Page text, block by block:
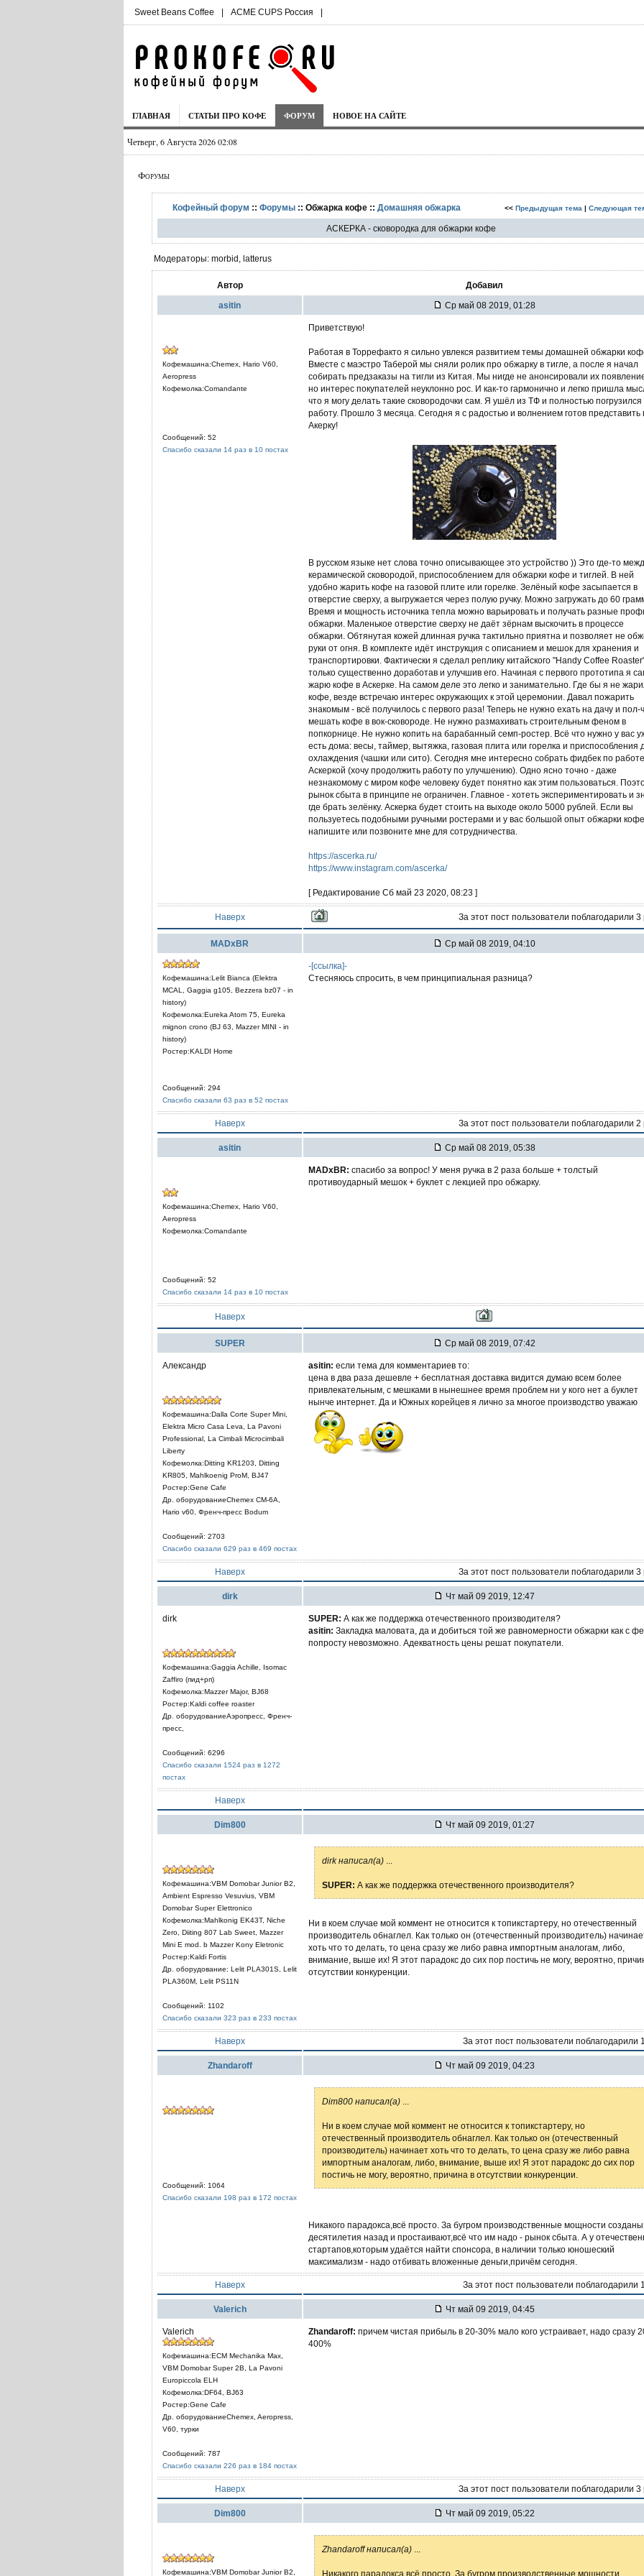
Sweet Beans Coffee | ACME CUPS Россия |
ГЛАВНАЯ СТАТЬИ ПРО КОФЕ ФОРУМ НОВОЕ НА САЙТЕ
Четверг, 6 Августа 2026 02:08
Форумы
Кофейный форум :: Форумы :: Обжарка кофе :: Домашняя обжарка << Предыдущая тема | Следующая
АСКЕРКА - сковородка для обжарки кофе
Модераторы: morbid, latterus
Автор Добавил
asitin Ср май 08 2019, 01:28
Кофемашина:Chemex, Hario V60,
Aeropress
Кофемолка:Comandante
Сообщений: 52
Спасибо сказали 14 раз в 10 постах
Приветствую!
Работая в Торрефакто я сильно увлекся развитием темы домашней обжарки
Вместе с маэстро Таберой мы сняли ролик про обжарку в тигле, а после я начал
собирать предзаказы на тигли из Китая. Мы нигде не анонсировали их
но интерес покупателей неуклонно рос. И как-то гармонично и легко пришла
что я могу делать такие сковородочки сам. Я ушёл из ТФ и полностью погрузился
работу. Прошло 3 месяца. Сегодня я с радостью и волнением готов представить
Акерку!
В русском языке нет слова точно описывающее это устройство )) Это где-то
керамической сковородой, приспособлением для обжарки кофе и тиглей. В ней
удобно жарить кофе на газовой плите или горелке. Зелёный кофе засыпается в
отверстие сверху, а выгружается через полую ручку. Можно загружать до 60
Время и мощность источника тепла можно варьировать и получать разные
обжарки. Маленькое отверстие сверху не даёт зёрнам выскочить в процессе
обжарки. Обтянутая кожей длинная ручка тактильно приятна и позволяет не
руки от огня. В комплекте идёт инструкция с описанием и мешок для хранения и
транспортировки. Фактически я сделал реплику китайского "Handy Coffee
только существенно доработав и улучшив его. Начиная с первого прототипа я
жарю кофе в Аскерке. На самом деле это легко и занимательно. Где бы я не
кофе, везде встречаю интерес окружающих к этой церемонии. Давал пожарить
знакомым - всё получилось с первого раза! Теперь не нужно ехать на дачу и пол-
мешать кофе в вок-сковороде. Не нужно размахивать строительным феном в
попкорнице. Не нужно копить на барабанный семп-ростер. Всё что нужно у вас
есть дома: весы, таймер, вытяжка, газовая плита или горелка и приспособления
охлаждения (чашки или сито). Сегодня мне интересно собрать фидбек по
Аскеркой (хочу продолжить работу по улучшению). Одно ясно точно - даже
незнакомому с миром кофе человеку будет понятно как этим пользоваться.
рынок сбыта в принципе не ограничен. Главное - хотеть экспериментировать и
где брать зелёнку. Аскерка будет стоить на выходе около 5000 рублей. Если вы
пользуетесь подобными ручными ростерами и у вас большой опыт обжарки кофе
напишите или позвоните мне для сотрудничества.
https://ascerka.ru/
https://www.instagram.com/ascerka/
[ Редактирование Сб май 23 2020, 08:23 ]
Наверх За этот пост пользователи поблагодарили 3
MADxBR Ср май 08 2019, 04:10
Кофемашина:Lelit Bianca (Elektra
MCAL, Gaggia g105, Bezzera bz07 - in
history)
Кофемолка:Eureka Atom 75, Eureka
mignon crono (BJ 63, Mazzer MINI - in
history)
Ростер:KALDI Home
Сообщений: 294
Спасибо сказали 63 раз в 52 постах
-[ссылка]-
Стесняюсь спросить, в чем принципиальная разница?
Наверх За этот пост пользователи поблагодарили 2
asitin Ср май 08 2019, 05:38
Кофемашина:Chemex, Hario V60,
Aeropress
Кофемолка:Comandante
Сообщений: 52
Спасибо сказали 14 раз в 10 постах
MADxBR: спасибо за вопрос! У меня ручка в 2 раза больше + толстый
противоударный мешок + буклет с лекцией про обжарку.
Наверх
SUPER Ср май 08 2019, 07:42
Александр
Кофемашина:Dalla Corte Super Mini,
Elektra Micro Casa Leva, La Pavoni
Professional, La Cimbali Microcimbali
Liberty
Кофемолка:Ditting KR1203, Ditting
KR805, Mahlkoenig ProM, BJ47
Ростер:Gene Cafe
Др. оборудованиеChemex CM-6A,
Hario v60, Френч-пресс Bodum
Сообщений: 2703
Спасибо сказали 629 раз в 469 постах
asitin: если тема для комментариев то:
цена в два раза дешевле + бесплатная доставка видится думаю всем более
привлекательным, с мешками в нынешнее время проблем ни у кого нет а буклет
нынче интернет. Да и Южных корейцев я лично за многое производство уважаю
Наверх За этот пост пользователи поблагодарили 3
dirk Чт май 09 2019, 12:47
dirk
Кофемашина:Gaggia Achille, Isomac
Zaffiro (пид+рп)
Кофемолка:Mazzer Major, BJ68
Ростер:Kaldi coffee roaster
Др. оборудованиеАэропресс, Френч-
пресс,
Сообщений: 6296
Спасибо сказали 1524 раз в 1272
постах
SUPER: А как же поддержка отечественного производителя?
asitin: Закладка маловата, да и добиться той же равномерности обжарки как с
попросту невозможно. Адекватность цены решат покупатели.
Наверх
Dim800 Чт май 09 2019, 01:27
Кофемашина:VBM Domobar Junior B2,
Ambient Espresso Vesuvius, VBM
Domobar Super Elettronico
Кофемолка:Mahlkonig EK43T, Niche
Zero, Diiting 807 Lab Sweet, Mazzer
Mini E mod. b Mazzer Kony Eletronic
Ростер:Kaldi Fortis
Др. оборудование: Lelit PLА301S, Lelit
PLA360M, Lelit PS11N
Сообщений: 1102
Спасибо сказали 323 раз в 233 постах
dirk написал(а)
SUPER: А как же поддержка отечественного производителя?
Ни в коем случае мой коммент не относится к топикстартеру, но отечественный
производитель обнаглел. Как только он (отечественный производитель)
хоть что то делать, то цена сразу же либо равна импортным аналогам, либо,
внимание, выше их! Я этот парадокс до сих пор постичь не могу, вероятно,
отсутствии конкуренции.
Наверх За этот пост пользователи поблагодарили
Zhandaroff Чт май 09 2019, 04:23
Сообщений: 1064
Спасибо сказали 198 раз в 172 постах
Dim800 написал(а)
Ни в коем случае мой коммент не относится к топикстартеру, но
отечественный производитель обнаглел. Как только он (отечественный
производитель) начинает хоть что то делать, то цена сразу же либо равна
импортным аналогам, либо, внимание, выше их! Я этот парадокс до сих пор
постичь не могу, вероятно, причина в отсутствии конкуренции.
Никакого парадокса,всё просто. За бугром производственные мощности созданы
десятилетия назад и простаивают,всё что им надо - рынок сбыта. А у
стартапов,которым удаётся найти спонсора, в наличии только юношеский
максимализм - надо отбивать вложенные деньги,причём сегодня.
Наверх За этот пост пользователи поблагодарили
Valerich Чт май 09 2019, 04:45
Valerich
Кофемашина:ECM Mechanika Max,
VBM Domobar Super 2B, La Pavoni
Europiccola ELH
Кофемолка:DF64, BJ63
Ростер:Gene Cafe
Др. оборудованиеChemex, Aeropress,
V60, турки
Сообщений: 787
Спасибо сказали 226 раз в 184 постах
Zhandaroff: причем чистая прибыль в 20-30% мало кого устраивает, надо сразу
400%
Наверх За этот пост пользователи поблагодарили 3
Dim800 Чт май 09 2019, 05:22
Кофемашина:VBM Domobar Junior B2,
Zhandaroff написал(а)
Никакого парадокса,всё просто. За бугром производственные мощности